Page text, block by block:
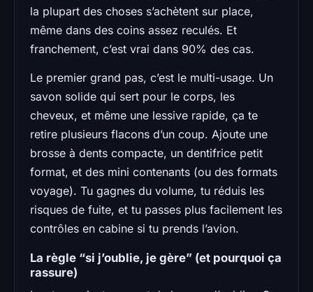
la plupart des choses s’achètent sur place,
même dans des coins assez reculés. Et
franchement, c’est vrai dans 90% des cas.
Le premier grand pas, c’est le multi-usage. Un
savon solide qui sert pour le corps, les
cheveux, et même une lessive rapide, ça te
retire plusieurs flacons d’un coup. Ajoute une
brosse à dents compacte, un dentifrice petit
format, et des mini contenants (ou des formats
voyage). Tu gagnes du volume, tu réduis les
risques de fuite, et tu passes plus facilement les
contrôles en cabine si tu prends l’avion.
La règle “si j’oublie, je gère” (et pourquoi ça
rassure)